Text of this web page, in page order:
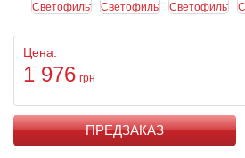
Цена:
1 976 грн